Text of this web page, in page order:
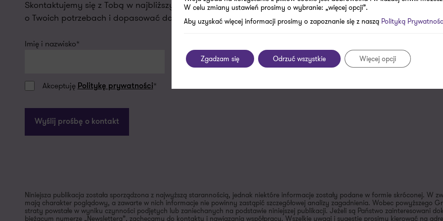
Skontaktujemy się z Tobą w najbliższym dniu roboczym aby porozmawiać
o Twoich potrzebach i dopasować do nich naszą ofertę.
Imię i nazwisko*
Akceptuję Politykę prywatności*
Wyślij prośbę o kontakt
Niniejsza publikacja została sporządzona z najwyższą starannością, jednak niektóre informacje zostały podane w formie skróconej. W
mają charakter poglądowy, a zawarte w nich informacje nie powinny zastąpić szczegółowej analizy zagadnienia. Wobec powyższego
straty powstałe w wyniku czynności podjętych lub zaniechanych na podstawie niniejszej publikacji. Jeżeli są Państwo zainteresowani
bieżącym numerze „Newslettera”, zachęcamy do kontaktu i nawiązania współpracy. Wszelkie uwagi i sugestie prosimy kierować na
W celu zmiany ustawień prosimy o wybranie: „więcej opcji”.
Aby uzyskać więcej informacji prosimy o zapoznanie się z naszą Polityką
Zgadzam się Odrzuć wszystkie Więcej opcji